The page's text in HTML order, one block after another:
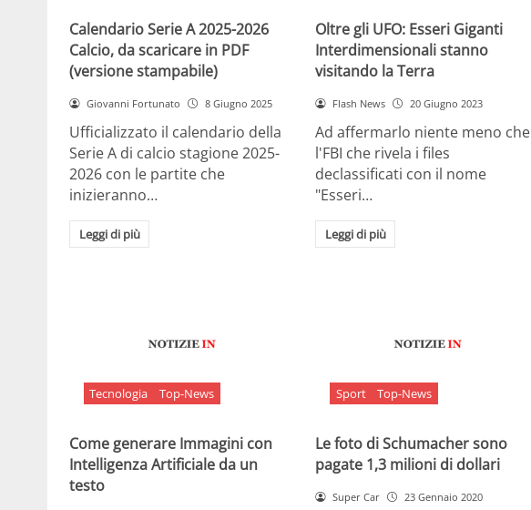
Calendario Serie A 2025-2026
Calcio, da scaricare in PDF
(versione stampabile)
Giovanni Fortunato 8 Giugno 2025
Ufficializzato il calendario della
Serie A di calcio stagione 2025-
2026 con le partite che
inizieranno…
Leggi di più
Oltre gli UFO: Esseri Giganti
Interdimensionali stanno
visitando la Terra
Flash News 20 Giugno 2023
Ad affermarlo niente meno che
l'FBI che rivela i files
declassificati con il nome
"Esseri…
Leggi di più
Tecnologia Top-News
Come generare Immagini con
Intelligenza Artificiale da un
testo
Sport Top-News
Le foto di Schumacher sono
pagate 1,3 milioni di dollari
Super Car 23 Gennaio 2020